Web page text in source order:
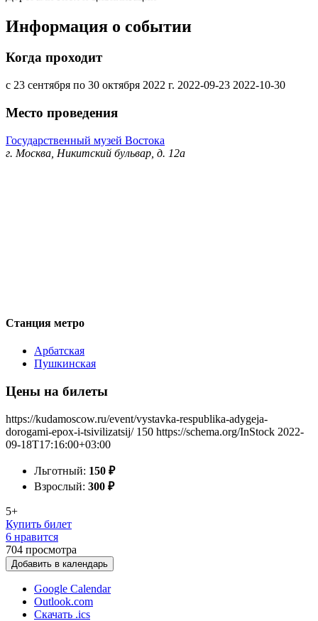
Информация о событии
Когда проходит
с 23 сентября по 30 октября 2022 г. 2022-09-23 2022-10-30
Место проведения
Государственный музей Востока
г. Москва, Никитский бульвар, д. 12а
Станция метро
Арбатская
Пушкинская
Цены на билеты
https://kudamoscow.ru/event/vystavka-respublika-adygeja-
dorogami-epox-i-tsivilizatsij/ 150 https://schema.org/InStock 2022-
09-18T17:16:00+03:00
Льготный: 150 ₽
Взрослый: 300 ₽
5+
Купить билет
6 нравится
704 просмотра
Добавить в календарь
Google Calendar
Outlook.com
Скачать .ics